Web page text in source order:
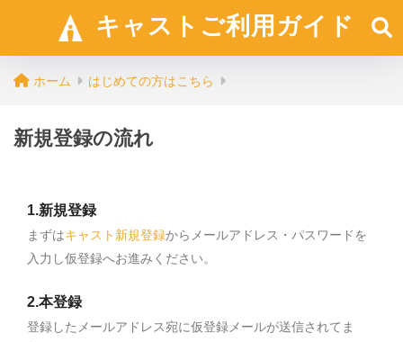
キャストご利用ガイド
ホーム はじめての方はこちら
新規登録の流れ
1.新規登録
まずはキャスト新規登録からメールアドレス・パスワードを
入力し仮登録へお進みください。
2.本登録
登録したメールアドレス宛に仮登録メールが送信されてま